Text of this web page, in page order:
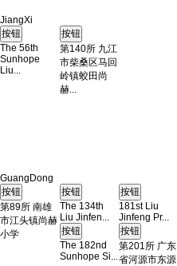
JiangXi
The 56th
Sunhope
Liu...
第140所 九江
市柴桑区马回
岭镇蛟田尚
赫...
GuangDong
第89所 南雄
市江头镇尚赫
小学
The 134th
Liu Jinfen...
181st Liu
Jinfeng Pr...
The 182nd
Sunhope Si...
第201所 广东
省河源市东源